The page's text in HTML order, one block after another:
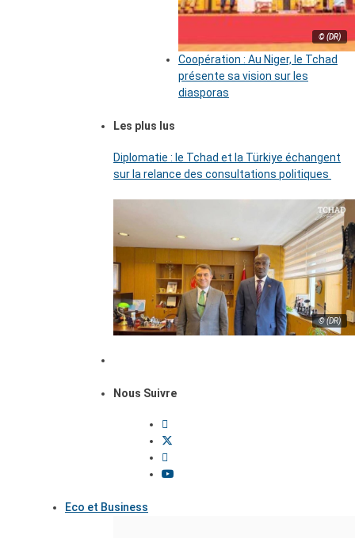
© (DR)
Coopération : Au Niger, le Tchad
présente sa vision sur les
diasporas
Les plus lus
Diplomatie : le Tchad et la Türkiye échangent
sur la relance des consultations politiques
© (DR)
Nous Suivre
Eco et Business